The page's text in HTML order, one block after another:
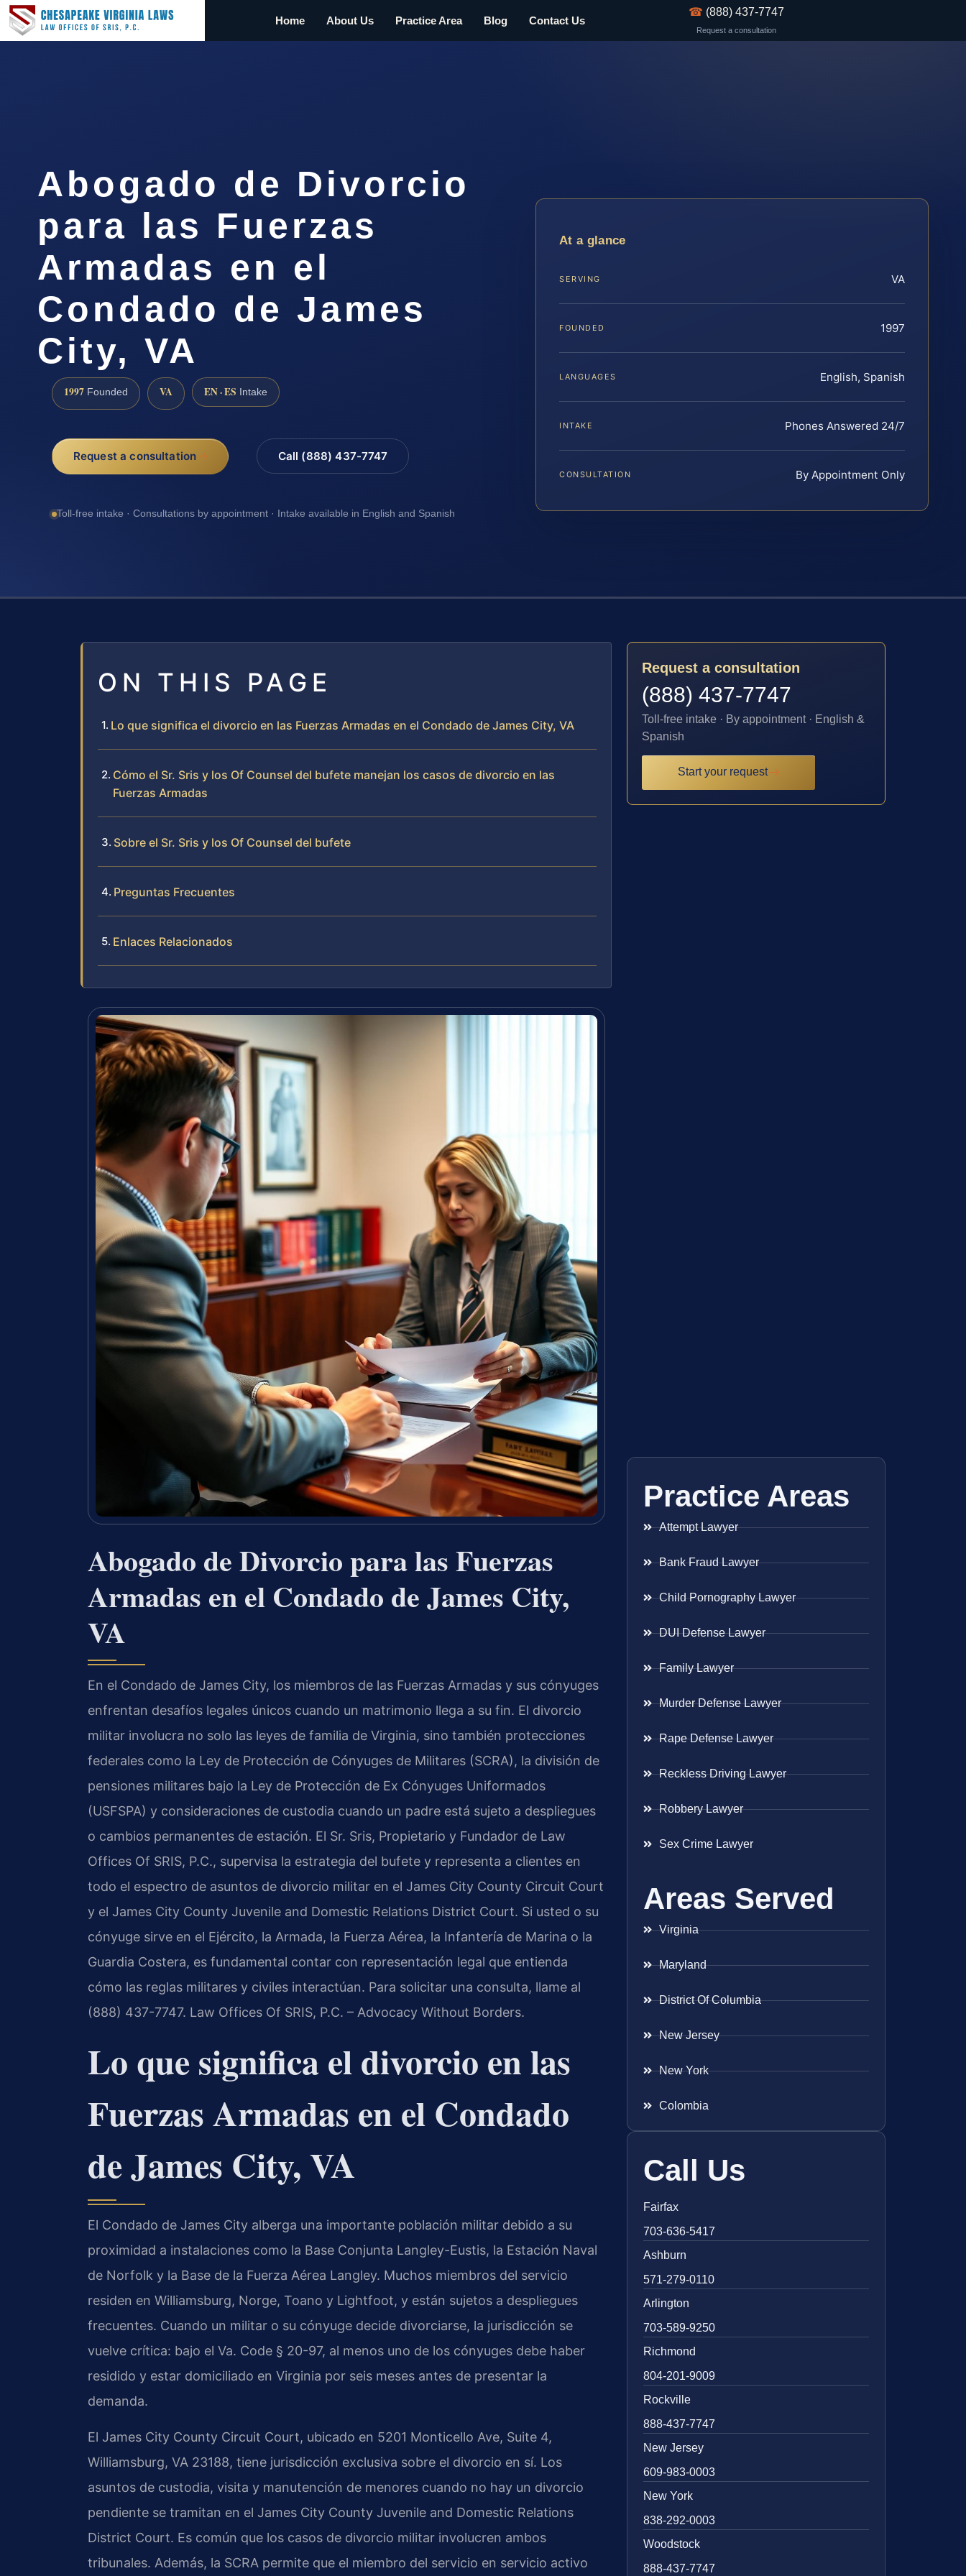
Home About Us Practice Area Blog Contact Us
☎ (888) 437-7747
Request a consultation
Abogado de Divorcio
para las Fuerzas
Armadas en el
Condado de James
City, VA
1997 Founded VA EN · ES Intake
Request a consultation Call (888) 437-7747
Toll-free intake · Consultations by appointment · Intake available in English and Spanish
At a glance
SERVING VA
FOUNDED 1997
LANGUAGES English, Spanish
INTAKE Phones Answered 24/7
CONSULTATION By Appointment Only
ON THIS PAGE
Lo que significa el divorcio en las Fuerzas Armadas en el Condado de James City, VA
Cómo el Sr. Sris y los Of Counsel del bufete manejan los casos de divorcio en las
Fuerzas Armadas
Sobre el Sr. Sris y los Of Counsel del bufete
Preguntas Frecuentes
Enlaces Relacionados
Abogado de Divorcio para las Fuerzas
Armadas en el Condado de James City,
VA
En el Condado de James City, los miembros de las Fuerzas Armadas y sus cónyuges
enfrentan desafíos legales únicos cuando un matrimonio llega a su fin. El divorcio
militar involucra no solo las leyes de familia de Virginia, sino también protecciones
federales como la Ley de Protección de Cónyuges de Militares (SCRA), la división de
pensiones militares bajo la Ley de Protección de Ex Cónyuges Uniformados
(USFSPA) y consideraciones de custodia cuando un padre está sujeto a despliegues
o cambios permanentes de estación. El Sr. Sris, Propietario y Fundador de Law
Offices Of SRIS, P.C., supervisa la estrategia del bufete y representa a clientes en
todo el espectro de asuntos de divorcio militar en el James City County Circuit Court
y el James City County Juvenile and Domestic Relations District Court. Si usted o su
cónyuge sirve en el Ejército, la Armada, la Fuerza Aérea, la Infantería de Marina o la
Guardia Costera, es fundamental contar con representación legal que entienda
cómo las reglas militares y civiles interactúan. Para solicitar una consulta, llame al
(888) 437-7747. Law Offices Of SRIS, P.C. – Advocacy Without Borders.
Lo que significa el divorcio en las
Fuerzas Armadas en el Condado
de James City, VA
El Condado de James City alberga una importante población militar debido a su
proximidad a instalaciones como la Base Conjunta Langley-Eustis, la Estación Naval
de Norfolk y la Base de la Fuerza Aérea Langley. Muchos miembros del servicio
residen en Williamsburg, Norge, Toano y Lightfoot, y están sujetos a despliegues
frecuentes. Cuando un militar o su cónyuge decide divorciarse, la jurisdicción se
vuelve crítica: bajo el Va. Code § 20-97, al menos uno de los cónyuges debe haber
residido y estar domiciliado en Virginia por seis meses antes de presentar la
demanda.
El James City County Circuit Court, ubicado en 5201 Monticello Ave, Suite 4,
Williamsburg, VA 23188, tiene jurisdicción exclusiva sobre el divorcio en sí. Los
asuntos de custodia, visita y manutención de menores cuando no hay un divorcio
pendiente se tramitan en el James City County Juvenile and Domestic Relations
District Court. Es común que los casos de divorcio militar involucren ambos
tribunales. Además, la SCRA permite que el miembro del servicio en servicio activo
Request a consultation
(888) 437-7747
Toll-free intake · By appointment · English &
Spanish
Start your request
Practice Areas
Attempt Lawyer
Bank Fraud Lawyer
Child Pornography Lawyer
DUI Defense Lawyer
Family Lawyer
Murder Defense Lawyer
Rape Defense Lawyer
Reckless Driving Lawyer
Robbery Lawyer
Sex Crime Lawyer
Areas Served
Virginia
Maryland
District Of Columbia
New Jersey
New York
Colombia
Call Us
Fairfax
703-636-5417
Ashburn
571-279-0110
Arlington
703-589-9250
Richmond
804-201-9009
Rockville
888-437-7747
New Jersey
609-983-0003
New York
838-292-0003
Woodstock
888-437-7747